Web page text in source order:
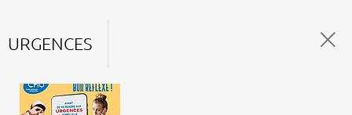
URGENCES